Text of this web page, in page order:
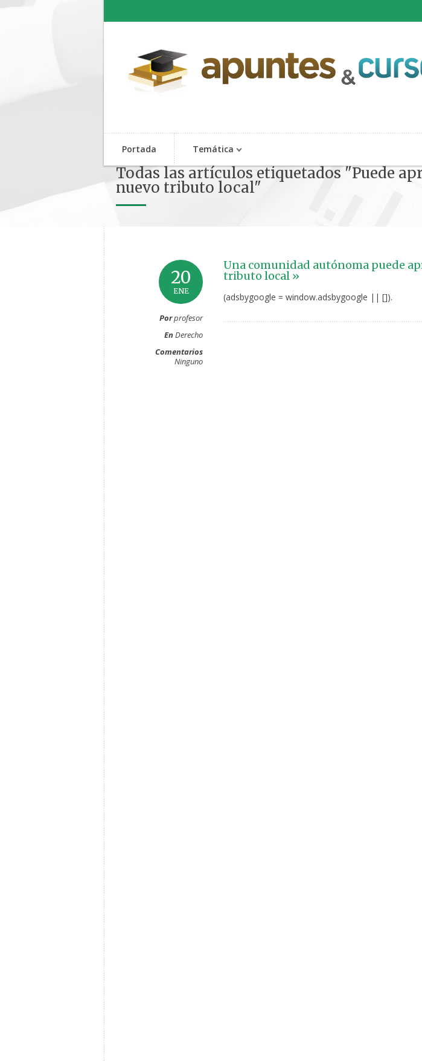
Portada Temática
Todas las artículos etiquetados "Puede
nuevo tributo local"
20
ENE
Porprofesor
EnDerecho
Comentarios
Ninguno
Una comunidad autónoma puede
tributo local »
(adsbygoogle = window.adsbygoogle || []).